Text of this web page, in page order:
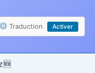
Traduction Activer